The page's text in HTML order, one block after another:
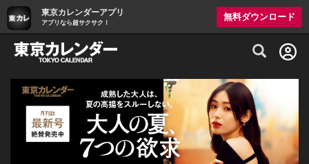
東京カレンダーアプリ
アプリなら超サクサク！
無料ダウンロード
グルメ情報・プレミアムレストラン予約